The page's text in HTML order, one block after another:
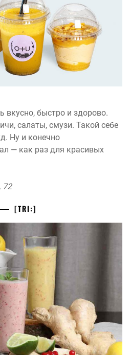
вкусно, быстро и здорово.
салаты, смузи. Такой себе
Ну и конечно
— как раз для красивых
72
[TRI:]